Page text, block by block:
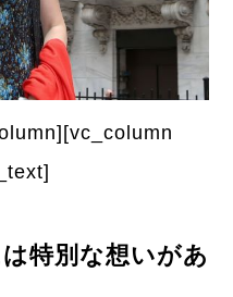
特別な想いがあ